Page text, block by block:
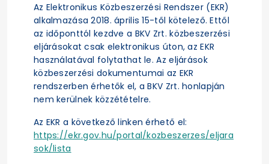
Az Elektronikus Közbeszerzési Rendszer (EKR)
alkalmazása 2018. április 15-től kötelező. Ettől
az időponttól kezdve a BKV Zrt. közbeszerzési
eljárásokat csak elektronikus úton, az EKR
használatával folytathat le. Az eljárások
közbeszerzési dokumentumai az EKR
rendszerben érhetők el, a BKV Zrt. honlapján
nem kerülnek közzétételre.
Az EKR a következő linken érhető el:
https://ekr.gov.hu/portal/kozbeszerzes/eljara
sok/lista